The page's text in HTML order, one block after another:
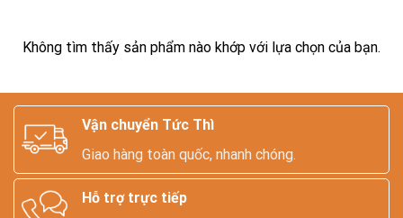
Không tìm thấy sản phẩm nào khớp với lựa chọn của bạn.
Vận chuyển Tức Thì
Giao hàng toàn quốc, nhanh chóng.
Hỗ trợ trực tiếp